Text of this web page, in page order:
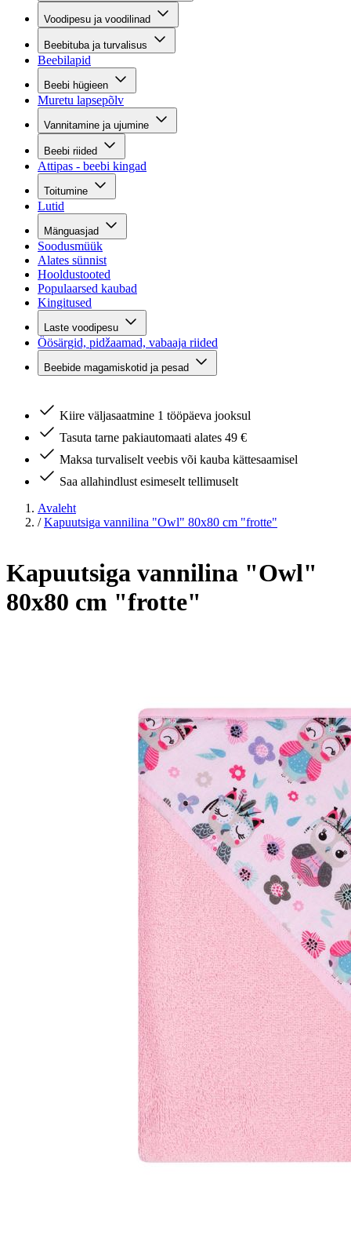
Voodipesu ja voodilinad
Beebituba ja turvalisus
Beebilapid
Beebi hügieen
Muretu lapsepõlv
Vannitamine ja ujumine
Beebi riided
Attipas - beebi kingad
Toitumine
Lutid
Mänguasjad
Soodusmüük
Alates sünnist
Hooldustooted
Populaarsed kaubad
Kingitused
Laste voodipesu
Öösärgid, pidžaamad, vabaaja riided
Beebide magamiskotid ja pesad
Kiire väljasaatmine 1 tööpäeva jooksul
Tasuta tarne pakiautomaati alates 49 €
Maksa turvaliselt veebis või kauba kättesaamisel
Saa allahindlust esimeselt tellimuselt
Avaleht
/ Kapuutsiga vannilina "Owl" 80x80 cm "frotte"
Kapuutsiga vannilina "Owl"
80x80 cm "frotte"